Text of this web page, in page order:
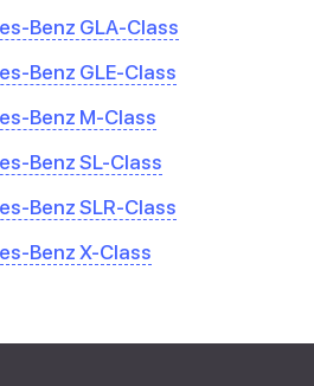
Benz GLA-Class
Benz GLE-Class
Benz M-Class
Benz SL-Class
Benz SLR-Class
Benz X-Class